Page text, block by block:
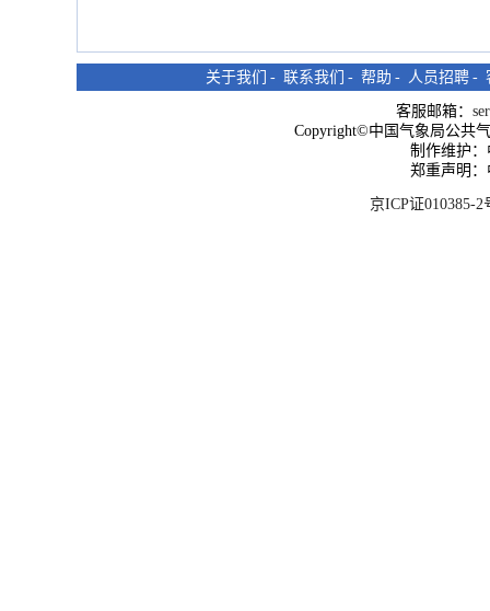
关于我们 - 联系我们 - 帮助 - 人员招聘 -
客服邮箱：
Copyright©中国气象局公共
制作维护
郑重声明
京ICP证010385-2